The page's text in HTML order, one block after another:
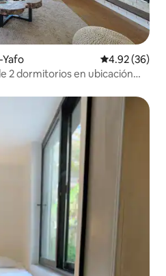
Calificación
4.92 (36)
2 dormitorios en ubicación